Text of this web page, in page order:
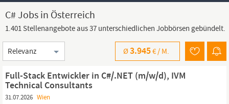
C# Jobs in Österreich
1.401 Stellenangebote aus 37 unterschiedlichen Jobbörsen gebündelt.
Sortierung
Ø3.945€ / M.
Full-Stack Entwickler in C#/.NET (m/w/d), IVM
Technical Consultants
31.07.2026 Wien